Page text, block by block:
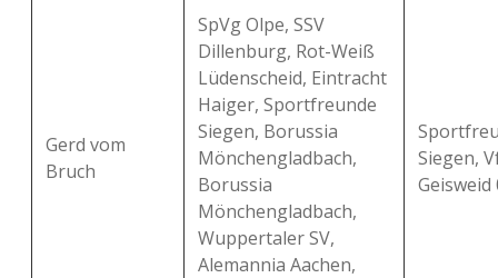
Gerd vom
Bruch
SpVg Olpe, SSV
Dillenburg, Rot-Weiß
Lüdenscheid, Eintracht
Haiger, Sportfreunde
Siegen, Borussia
Mönchengladbach,
Borussia
Mönchengladbach,
Wuppertaler SV,
Alemannia Aachen,
Siegen,
Geisweid